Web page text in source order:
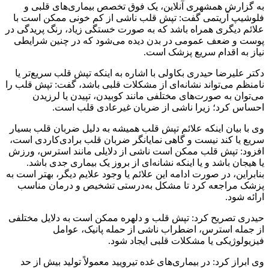
به گزارش همشهری آنلاین، یک فوق تخصص بیماری‌های قلبی و
فلوشیپ آریتمی گفت: تپش قلب ناشی از کم خونی ممکن است با
علائم دیگری همراه باشد که به صورت خستگی زیاد، رنگ پریدگی در
پوست و ضعف عمومی در بدن دیده می‌شود که در چنین شرایطی
نیاز به اقدام سریع پزشک است.
دکتر علیرضا حیدری بکاولی با اشاره به اینکه تپش قلب سریع‌تر یا
نامنظم می‌تواند نشانه‌ای از مشکلات قلبی باشد، گفت: تپش قلب را
می‌توان به صورت‌های مختلفی مانند کوبیدن، تپیدن یا لرزیدن
احساس کرد؛ زیرا ناشی از ضربان غیرعادی قلب است.
وی با بیان اینکه علائم تپش قلب همیشه به دلیل ضربان قلب بسیار
سریع یا کند نیست و گاهی نمایانگر ضربان قلب برادی‌کاردی است،
افزود: تپش قلب ممکن است ناشی از دلایلی مانند استرس، ورزش
یا هیجان باشد و یا اینکه نشانه‌ای از بروز یک بیماری جدی باشد.
بنابراین، در صورت ادامه این علائم یا وجود علایم دیگر، بهتر است به
پزشک مراجعه کرد تا مشکل به‌درستی تشخیص و درمان مناسب
ارائه شود.
حیدری تصریح کرد: تپش قلب و دلهره ممکن است به دلایل مختلفی
از جمله استرس، اضطراب ناشی از حمله پانیک، عوامل
فیزیولوژیکی یا مشکلات قلبی ایجاد شود.
وی ابراز کرد: در بیماری‌های غده تیرویید معمولاً تولید بیش از حد